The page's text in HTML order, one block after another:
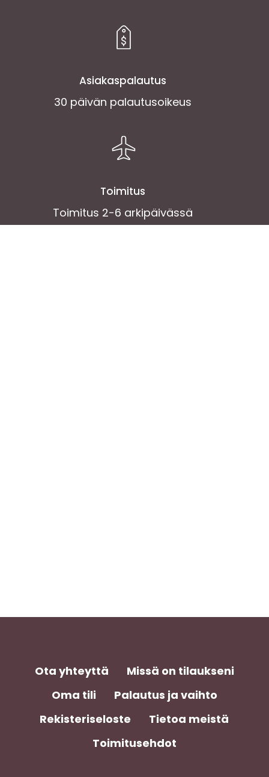
Asiakaspalautus
30 päivän palautusoikeus
Toimitus
Toimitus 2-6 arkipäivässä
Ota yhteyttä
Missä on tilaukseni
Oma tili
Palautus ja vaihto
Rekisteriseloste
Tietoa meistä
Toimitusehdot